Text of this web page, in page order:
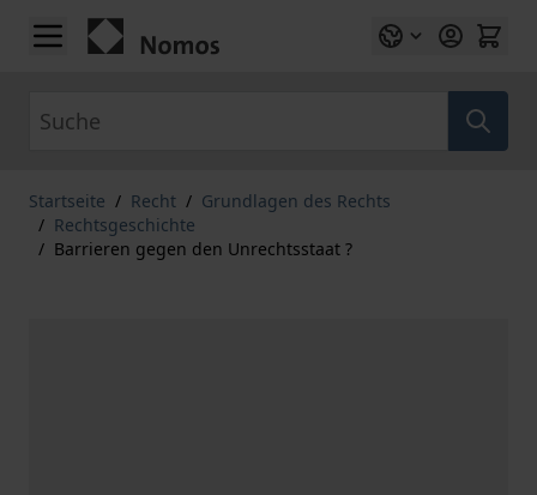
Zum Inhalt springen
Startseite / Recht / Grundlagen des Rechts
/ Rechtsgeschichte
/ Barrieren gegen den Unrechtsstaat ?